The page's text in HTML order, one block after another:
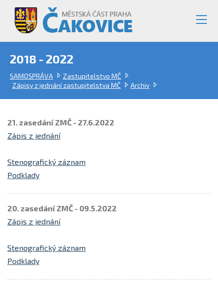
2018 - 2022
SAMOSPRÁVA
Zastupitelstvo MČ
Zápisy z jednání zastupitelstva MČ
Archiv
21. zasedání ZMČ - 27.6.2022
Zápis z jednání
Stenografický záznam
Podklady
20. zasedání ZMČ - 09.5.2022
Zápis z jednání
Stenografický záznam
Podklady